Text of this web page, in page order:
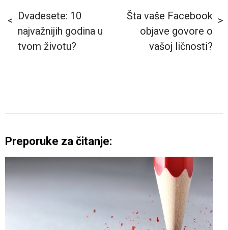
Dvadesete: 10
najvažnijih godina u
tvom životu?
Šta vaše Facebook
objave govore o
vašoj ličnosti?
Preporuke za čitanje: